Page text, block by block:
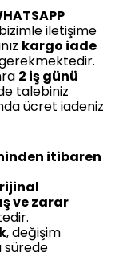
iletişime
kargo iade
2 iş günü
talebiniz
ücret iadeniz
itibaren
ve zarar
, değişim
sürede